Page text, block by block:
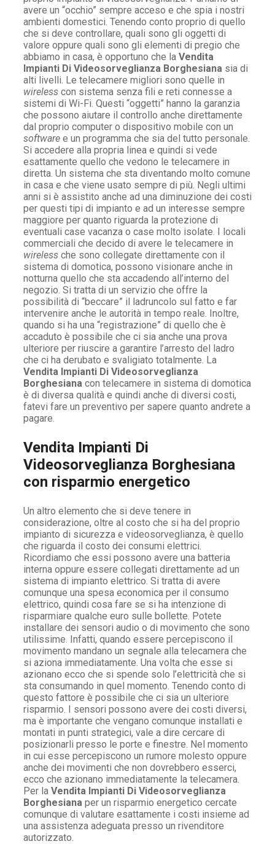
avere un “occhio” sempre acceso e che spia i nostri
ambienti domestici. Tenendo conto proprio di quello
che si deve controllare, quali sono gli oggetti di
valore oppure quali sono gli elementi di pregio che
abbiamo in casa, è opportuno che la Vendita
Impianti Di Videosorveglianza Borghesiana sia di
alti livelli. Le telecamere migliori sono quelle in
wireless con sistema senza fili e reti connesse a
sistemi di Wi-Fi. Questi “oggetti” hanno la garanzia
che possono aiutare il controllo anche direttamente
dal proprio computer o dispositivo mobile con un
software e un programma che sia del tutto personale.
Si accedere alla propria linea e quindi si vede
esattamente quello che vedono le telecamere in
diretta. Un sistema che sta diventando molto comune
in casa e che viene usato sempre di più. Negli ultimi
anni si è assistito anche ad una diminuzione dei costi
per questi tipi di impianto e ad un interesse sempre
maggiore per quanto riguarda la protezione di
eventuali case vacanza o case molto isolate. I locali
commerciali che decido di avere le telecamere in
wireless che sono collegate direttamente con il
sistema di domotica, possono visionare anche in
notturna quello che sta accadendo all’interno del
negozio. Si tratta di un servizio che offre la
possibilità di “beccare” il ladruncolo sul fatto e far
intervenire anche le autorità in tempo reale. Inoltre,
quando si ha una “registrazione” di quello che è
accaduto è possibile che ci sia anche una prova
ulteriore per riuscire a garantire l’arresto del ladro
che ci ha derubato e svaligiato totalmente. La
Vendita Impianti Di Videosorveglianza
Borghesiana con telecamere in sistema di domotica
è di diversa qualità e quindi anche di diversi costi,
fatevi fare un preventivo per sapere quanto andrete a
pagare.
Vendita Impianti Di
Videosorveglianza Borghesiana
con risparmio energetico
Un altro elemento che si deve tenere in
considerazione, oltre al costo che si ha del proprio
impianto di sicurezza e videosorveglianza, è quello
che riguarda il costo dei consumi elettrici.
Ricordiamo che essi possono avere una batteria
interna oppure essere collegati direttamente ad un
sistema di impianto elettrico. Si tratta di avere
comunque una spesa economica per il consumo
elettrico, quindi cosa fare se si ha intenzione di
risparmiare qualche euro sulle bollette. Potete
installare dei sensori audio o di movimento che sono
utilissime. Infatti, quando essere percepiscono il
movimento mandano un segnale alla telecamera che
si aziona immediatamente. Una volta che esse si
azionano ecco che si spende solo l’elettricità che si
sta consumando in quel momento. Tenendo conto di
questo fattore è possibile che ci sia un ulteriore
risparmio. I sensori possono avere dei costi diversi,
ma è importante che vengano comunque installati e
montati in punti strategici, vale a dire cercare di
posizionarli presso le porte e finestre. Nel momento
in cui esse percepiscono un rumore molesto oppure
anche dei movimenti che non dovrebbero esserci,
ecco che azionano immediatamente la telecamera.
Per la Vendita Impianti Di Videosorveglianza
Borghesiana per un risparmio energetico cercate
comunque di valutare esattamente i costi insieme ad
una assistenza adeguata presso un rivenditore
autorizzato.